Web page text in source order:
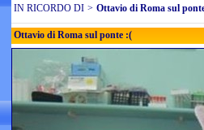
IN RICORDO DI > Ottavio di Roma sul
Ottavio di Roma sul ponte :(